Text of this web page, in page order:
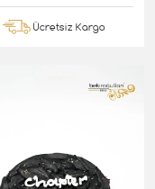
Ücretsiz Kargo